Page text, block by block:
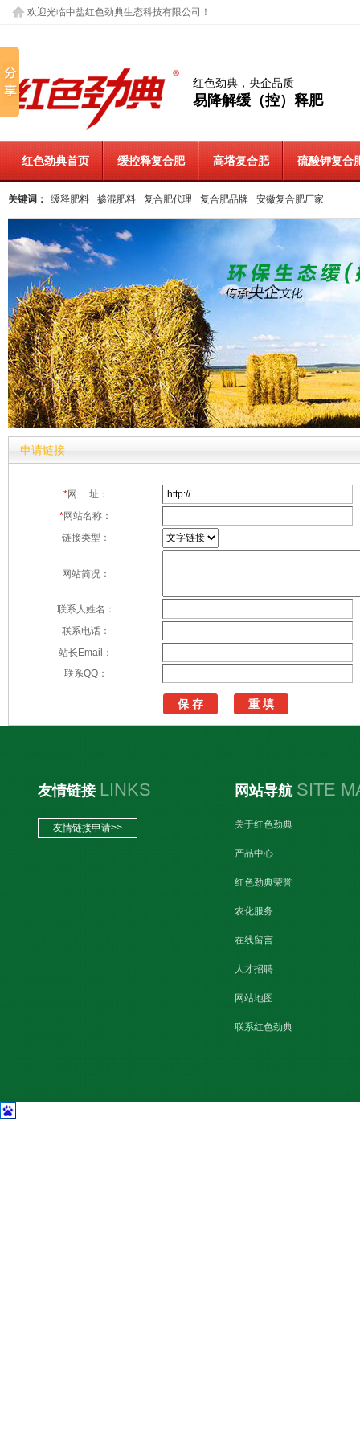
欢迎光临中盐红色劲典生态科技有限公司！
红色劲典，央企品质
易降解缓（控）释肥
红色劲典首页 缓控释复合肥 高塔复合肥 硫酸钾复合
关键词： 缓释肥料 掺混肥料 复合肥代理 复合肥品牌 安徽复合肥厂家
申请链接
*网 址：
*网站名称：
链接类型：
网站简况：
联系人姓名：
联系电话：
站长Email：
联系QQ：
友情链接 LINKS
友情链接申请>>
网站导航 SITE
关于红色劲典
产品中心
红色劲典荣誉
农化服务
在线留言
人才招聘
网站地图
联系红色劲典